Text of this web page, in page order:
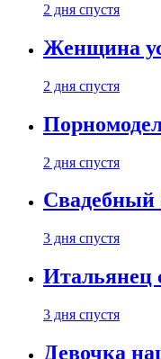
2 дня спустя
Женщина
2 дня спустя
2 дня спустя
Свадебный
3 дня спустя
Итальянец
3 дня спустя
Девочка